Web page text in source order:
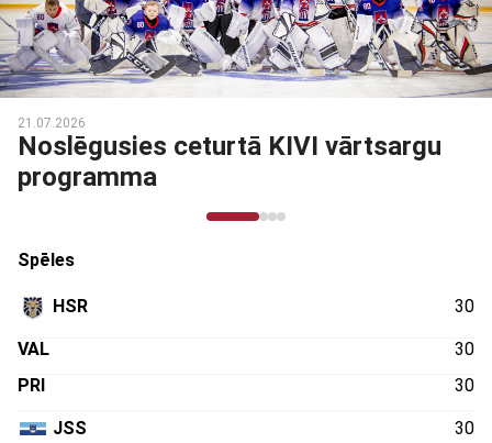
21.07.2026
Noslēgusies ceturtā KIVI vārtsargu
programma
Spēles
HSR 30
VAL
30
PRI
30
JSS 30